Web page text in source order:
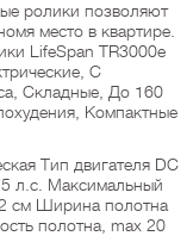
ролики позволяют
место в квартире.
LifeSpan TR3000e
С
Складные, До 160
Компактные
Тип двигателя DC
л.с. Максимальный
см Ширина полотна
полотна, max 20